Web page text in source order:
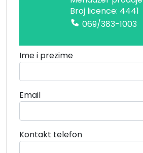
Broj licence: 4441
069/383-1003
Ime i prezime
Email
Kontakt telefon